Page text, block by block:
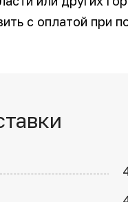
с оплатой при